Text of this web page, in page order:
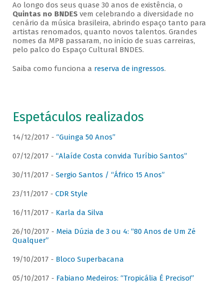
Ao longo dos seus quase 30 anos de existência, o
Quintas no BNDESvem celebrando a diversidade no
cenário da música brasileira, abrindo espaço tanto para
artistas renomados, quanto novos talentos. Grandes
nomes da MPB passaram, no início de suas carreiras,
pelo palco do Espaço Cultural BNDES.
Saiba como funciona a reserva de ingressos.
Espetáculos realizados
14/12/2017 - “Guinga 50 Anos”
07/12/2017 - “Alaíde Costa convida Turíbio Santos”
30/11/2017 - Sergio Santos / “Áfrico 15 Anos”
23/11/2017 - CDR Style
16/11/2017 - Karla da Silva
26/10/2017 - Meia Dúzia de 3 ou 4: “80 Anos de Um Zé
Qualquer”
19/10/2017 - Bloco Superbacana
05/10/2017 - Fabiano Medeiros: “Tropicália É Preciso!”